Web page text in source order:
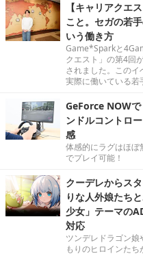
【キャリアクエ
こと。セガの若
いう働き方
Game*Sparkと
クエスト」の第4回
されました。この
実際に働いている若
GeForce NOW
ンドルコントロ
感
体感的にラグはほぼ
でプレイ可能！
クーデレからス
りな人外娘たち
少女」テーマの
対応
ツンデレドラゴン娘
もりのヒロインたち